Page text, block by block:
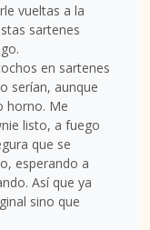
vueltas a la
sartenes
en sartenes
serían, aunque
horno. Me
listo, a fuego
que se
esperando a
Así que ya
sino que